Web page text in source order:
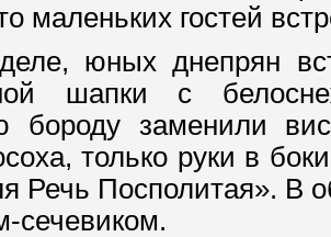
маленьких гостей
юных днепрян
шапки с
бороду заменили
только руки в
Речь Посполитая». В
сечевиком.